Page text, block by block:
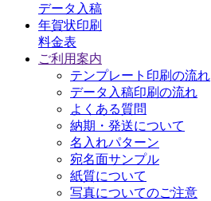
データ入稿
年賀状印刷
料金表
ご利用案内
テンプレート印刷の流れ
データ入稿印刷の流れ
よくある質問
納期・発送について
名入れパターン
宛名面サンプル
紙質について
写真についてのご注意